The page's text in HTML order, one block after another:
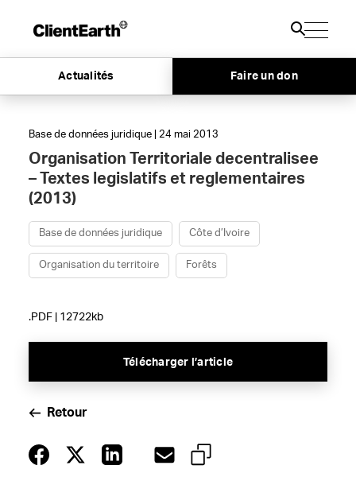
Actualités Faire un don
Base de données juridique | 24 mai 2013
Organisation Territoriale decentralisee
– Textes legislatifs et reglementaires
(2013)
Base de données juridique Côte d’Ivoire
Organisation du territoire Forêts
.PDF | 12722kb
Télécharger l’article
Retour